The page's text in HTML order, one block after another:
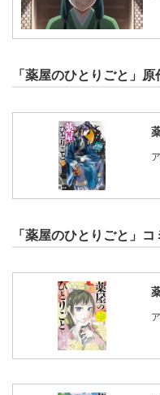
「薬屋のひとりごと」
「薬屋のひとりごと」